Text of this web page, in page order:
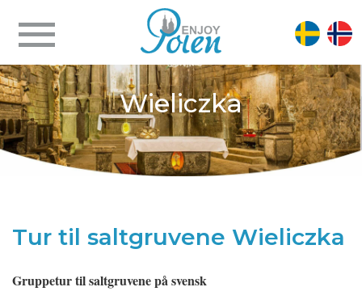
Wieliczka
Tur til saltgruvene Wieliczka
Gruppetur til saltgruvene på svensk